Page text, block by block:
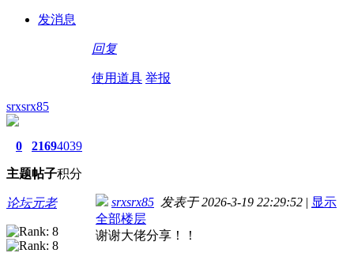
发消息
回复
使用道具 举报
srxsrx85
0
主题
2169
帖子
4039
积分
论坛元老 srxsrx85 发表于 2026-3-19 22:29:52 | 显示
全部楼层
谢谢大佬分享！！